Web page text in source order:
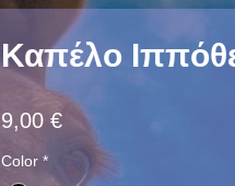
Καπέλο
9,00 €Τιμή
Color *